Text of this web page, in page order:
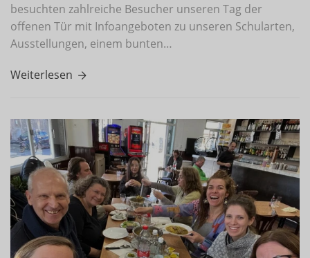
besuchten zahlreiche Besucher unseren Tag der
offenen Tür mit Infoangeboten zu unseren Schularten,
Ausstellungen, einem bunten…
Weiterlesen